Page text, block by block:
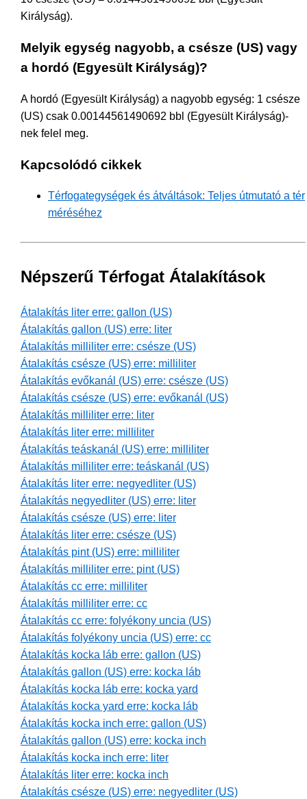
Királyság).
Melyik egység nagyobb, a csésze (US) vagy
a hordó (Egyesült Királyság)?
A hordó (Egyesült Királyság) a nagyobb egység: 1 csésze
(US) csak 0.00144561490692 bbl (Egyesült Királyság)-
nek felel meg.
Kapcsolódó cikkek
Térfogategységek és átváltások: Teljes útmutató a tér
méréséhez
Népszerű Térfogat Átalakítások
Átalakítás liter erre: gallon (US)
Átalakítás gallon (US) erre: liter
Átalakítás milliliter erre: csésze (US)
Átalakítás csésze (US) erre: milliliter
Átalakítás evőkanál (US) erre: csésze (US)
Átalakítás csésze (US) erre: evőkanál (US)
Átalakítás milliliter erre: liter
Átalakítás liter erre: milliliter
Átalakítás teáskanál (US) erre: milliliter
Átalakítás milliliter erre: teáskanál (US)
Átalakítás liter erre: negyedliter (US)
Átalakítás negyedliter (US) erre: liter
Átalakítás csésze (US) erre: liter
Átalakítás liter erre: csésze (US)
Átalakítás pint (US) erre: milliliter
Átalakítás milliliter erre: pint (US)
Átalakítás cc erre: milliliter
Átalakítás milliliter erre: cc
Átalakítás cc erre: folyékony uncia (US)
Átalakítás folyékony uncia (US) erre: cc
Átalakítás kocka láb erre: gallon (US)
Átalakítás gallon (US) erre: kocka láb
Átalakítás kocka láb erre: kocka yard
Átalakítás kocka yard erre: kocka láb
Átalakítás kocka inch erre: gallon (US)
Átalakítás gallon (US) erre: kocka inch
Átalakítás kocka inch erre: liter
Átalakítás liter erre: kocka inch
Átalakítás csésze (US) erre: negyedliter (US)